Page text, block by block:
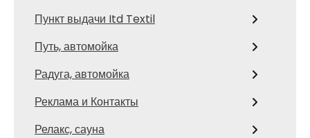
Пункт выдачи Itd Textil
Путь, автомойка
Радуга, автомойка
Реклама и Контакты
Релакс, сауна